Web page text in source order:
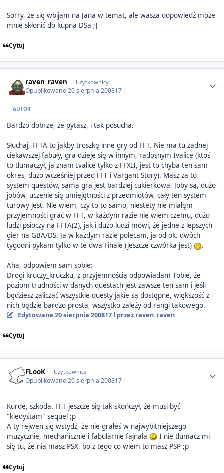
Sorry, że się wbijam na Jana w temat, ale wasza odpowiedź może
mnie skłonić do kupna DSa ;]
Cytuj
raven_raven Użytkownicy
Opublikowano20 sierpnia 200817 l
AUTOR
Bardzo dobrze, że pytasz, i tak posucha.
Słuchaj, FFTA to jakby troszkę inne gry od FFT. Nie ma tu żadnej
ciekawszej fabuły, gra dzieje się w innym, radosnym Ivalice (ktoś
to tłumaczył, ja znam Ivalice tylko z FFXII, jest to chyba ten sam
okres, dużo wcześniej przed FFT i Vargant Story). Masz za to
system questów, sama gra jest bardziej cukierkowa. Joby są, dużo
jobów, uczenie się umiejętności z przedmiotów, cały ten system
turowy jest. Nie wiem, czy to to samo, niestety nie miałęm
przyjemności grać w FFT, w każdym razie nie wiem czemu, dużo
ludzi psioczy na FFTA(2), jak i dużo ludzi mówi, że jedne z lepszych
gier na GBA/DS. Ja w każdym razie polecam, ja od ok. dwóch
tygodni pykam tylko w te dwa Finale (jeszcze czwórka jest)
.
Aha, odpowiem sam sobie:
Drogi kruczy_kruczku, z przyjemnością odpowiadam Tobie, że
poziom trudności w danych questach jest zawsze ten sam i jeśli
będziesz zaliczać wszystkie questy jakie są dostępne, większość z
nich będzie bardzo prosta, wszystko zależy od rangi takowego.
Edytowane 20 sierpnia 200817 l przez raven_raven
Cytuj
FLooK Użytkownicy
Opublikowano20 sierpnia 200817 l
Kurde, szkoda. FFT jeszcze się tak skończył, że musi być
"kiedyśtam" sequel ;p
A ty rejwen się wstydź, że nie grałeś w najwybitniejszego
muzycznie, mechanicznie i fabularnie fajnala
I nie tłumacz mi
się tu, że nia masz PSX, bo z tego co wiem to masz PSP ;p
Cytuj